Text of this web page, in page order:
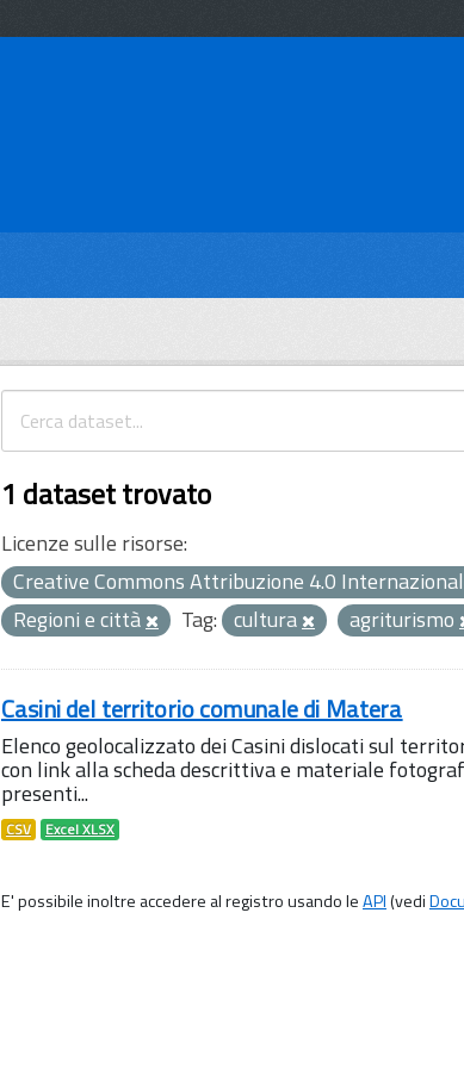
1 dataset trovato
Licenze sulle risorse:
Creative Commons Attribuzione 4.0
Regioni e città
Tag: cultura agriturismo
Casini del territorio comunale di Matera
Elenco geolocalizzato dei Casini dislocati sul
con link alla scheda descrittiva e materiale
presenti...
CSV Excel XLSX
E' possibile inoltre accedere al registro usando leAPI(vedi